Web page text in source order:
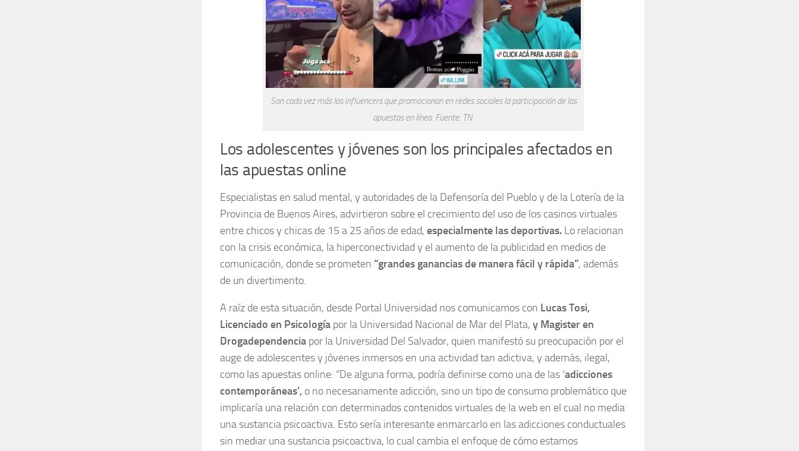
Son cada vez más los influencers que promocionan en redes sociales la participación de las
apuestas en línea. Fuente: TN.
Los adolescentes y jóvenes son los principales afectados en
las apuestas online
Especialistas en salud mental, y autoridades de la Defensoría del Pueblo y de la Lotería de la
Provincia de Buenos Aires, advirtieron sobre el crecimiento del uso de los casinos virtuales
entre chicos y chicas de 15 a 25 años de edad, especialmente las deportivas. Lo relacionan
con la crisis económica, la hiperconectividad y el aumento de la publicidad en medios de
comunicación, donde se prometen “grandes ganancias de manera fácil y rápida”, además
de un divertimento.
A raíz de esta situación, desde Portal Universidad nos comunicamos con Lucas Tosi,
Licenciado en Psicología por la Universidad Nacional de Mar del Plata, y Magister en
Drogadependencia por la Universidad Del Salvador, quien manifestó su preocupación por el
auge de adolescentes y jóvenes inmersos en una actividad tan adictiva, y además, ilegal,
como las apuestas online: “De alguna forma, podría definirse como una de las ‘adicciones
contemporáneas’, o no necesariamente adicción, sino un tipo de consumo problemático que
implicaría una relación con determinados contenidos virtuales de la web en el cual no media
una sustancia psicoactiva. Esto sería interesante enmarcarlo en las adicciones conductuales
sin mediar una sustancia psicoactiva, lo cual cambia el enfoque de cómo estamos